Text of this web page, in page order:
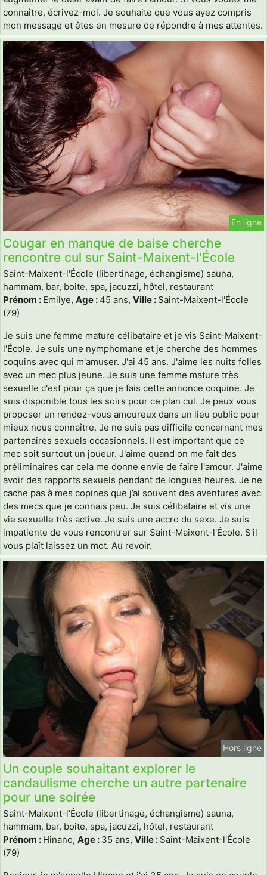
connaître, écrivez-moi. Je souhaite que vous ayez compris
mon message et êtes en mesure de répondre à mes attentes.
En ligne
Cougar en manque de baise cherche
rencontre cul sur Saint-Maixent-l'École
Saint-Maixent-l'École (libertinage, échangisme) sauna,
hammam, bar, boite, spa, jacuzzi, hôtel, restaurant
Prénom : Emilye, Age : 45 ans, Ville : Saint-Maixent-l'École
(79)
Je suis une femme mature célibataire et je vis Saint-Maixent-
l'École. Je suis une nymphomane et je cherche des hommes
coquins avec qui m'amuser. J'ai 45 ans. J'aime les nuits folles
avec un mec plus jeune. Je suis une femme mature très
sexuelle c'est pour ça que je fais cette annonce coquine. Je
suis disponible tous les soirs pour ce plan cul. Je peux vous
proposer un rendez-vous amoureux dans un lieu public pour
mieux nous connaître. Je ne suis pas difficile concernant mes
partenaires sexuels occasionnels. Il est important que ce
mec soit surtout un joueur. J'aime quand on me fait des
préliminaires car cela me donne envie de faire l'amour. J'aime
avoir des rapports sexuels pendant de longues heures. Je ne
cache pas à mes copines que j’ai souvent des aventures avec
des mecs que je connais peu. Je suis célibataire et vis une
vie sexuelle très active. Je suis une accro du sexe. Je suis
impatiente de vous rencontrer sur Saint-Maixent-l'École. S'il
vous plaît laissez un mot. Au revoir.
Hors ligne
Un couple souhaitant explorer le
candaulisme cherche un autre partenaire
pour une soirée
Saint-Maixent-l'École (libertinage, échangisme) sauna,
hammam, bar, boite, spa, jacuzzi, hôtel, restaurant
Prénom : Hinano, Age : 35 ans, Ville : Saint-Maixent-l'École
(79)